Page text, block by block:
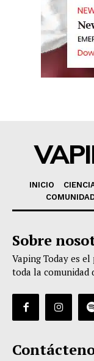
INICIO
Sobre
Vaping Today es
toda la comunidad